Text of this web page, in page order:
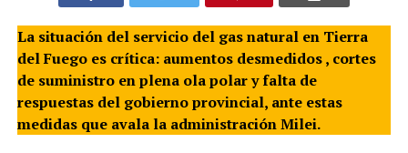
La situación del servicio del gas natural en Tierra
del Fuego es crítica: aumentos desmedidos , cortes
de suministro en plena ola polar y falta de
respuestas del gobierno provincial, ante estas
medidas que avala la administración Milei.